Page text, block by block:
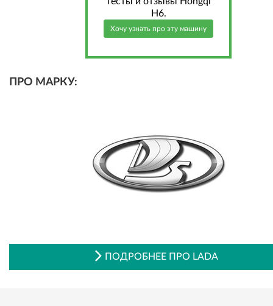
H6.
Хочу узнать про эту машину
ПРО МАРКУ:
ПОДРОБНЕЕ ПРО LADA